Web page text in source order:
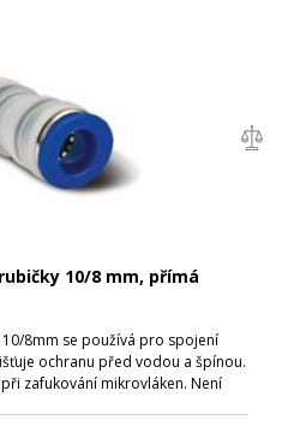
10/8 mm, přímá
8mm se používá pro spojení
ochranu před vodou a špínou.
zafukování mikrovláken. Není